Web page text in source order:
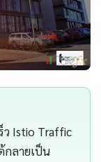
ว Istio Traffic
กลายเป็น